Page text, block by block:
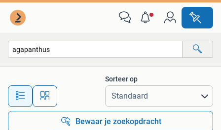
Alle afstanden…
Sorteer op
Bewaar je zoekopdracht